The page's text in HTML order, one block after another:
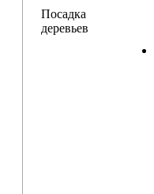
Посадка
деревьев